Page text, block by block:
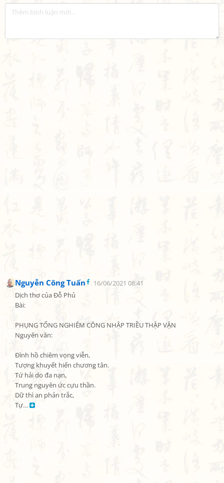
Nguyễn Công Tuấn
16/06/2021 08:41
Dịch thơ của Đỗ Phủ
Bài:
PHỤNG TỐNG NGHIÊM CÔNG NHẬP TRIỀU THẬP VẬN
Nguyên văn:
Đình hồ chiêm vọng viễn,
Tượng khuyết hiến chương tân.
Tứ hải do đa nạn,
Trung nguyên ức cựu thần.
Dữ thì an phản trắc,
Tự…